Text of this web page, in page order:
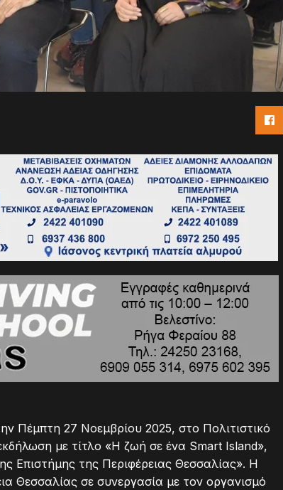
Πέμπτη 27 Νοεμβρίου 2025, στο Πολιτιστικό
με τίτλο «Η ζωή σε ένα Smart Island»,
Επιστήμης της Περιφέρειας Θεσσαλίας». Η
Θεσσαλίας σε συνεργασία με τον οργανισμό